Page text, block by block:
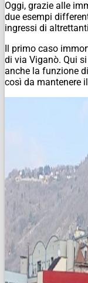
Oggi, grazie alle
due esempi
ingressi di
Il primo caso
di via Viganò. Qui
anche la funzione
così da mantenere